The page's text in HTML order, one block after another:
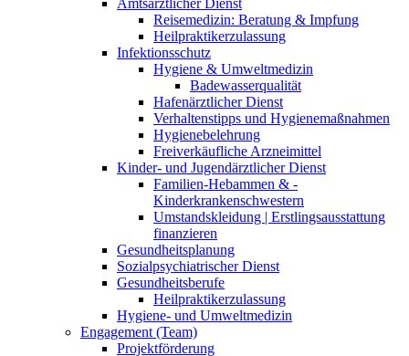
Amtsärztlicher Dienst
Reisemedizin: Beratung & Impfung
Heilpraktikerzulassung
Infektionsschutz
Hygiene & Umweltmedizin
Badewasserqualität
Hafenärztlicher Dienst
Verhaltenstipps und Hygienemaßnahmen
Hygienebelehrung
Freiverkäufliche Arzneimittel
Kinder- und Jugendärztlicher Dienst
Familien-Hebammen & -
Kinderkrankenschwestern
Umstandskleidung | Erstlingsausstattung
finanzieren
Gesundheitsplanung
Sozialpsychiatrischer Dienst
Gesundheitsberufe
Heilpraktikerzulassung
Hygiene- und Umweltmedizin
Engagement (Team)
Projektförderung